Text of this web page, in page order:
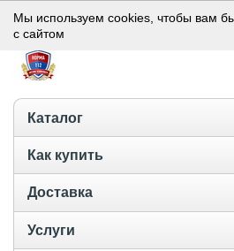
Норма-112
Каталог
Как купить
Доставка
Услуги
Мы используем cookies, чтобы вам
с сайтом